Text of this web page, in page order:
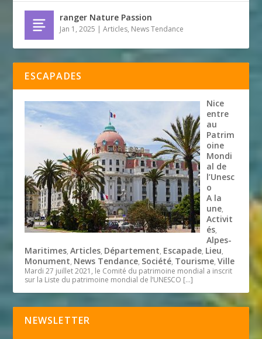
ranger Nature Passion
Jan 1, 2025 |Articles, News Tendance
ESCAPADES
Nice
entre
au
Patrim
oine
Mondi
al de
l’Unesc
o
A la
une,
Activit
és,
Alpes-
Maritimes,Articles, Département, Escapade, Lieu,
Monument, News Tendance, Société, Tourisme,Ville
Mardi 27 juillet 2021, le Comité du patrimoine mondial a inscrit
sur la Liste du patrimoine mondial de l’UNESCO […]
NEWSLETTER